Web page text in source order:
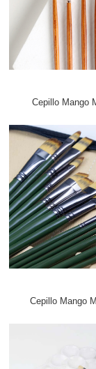
Cepillo Mango
Cepillo Mango